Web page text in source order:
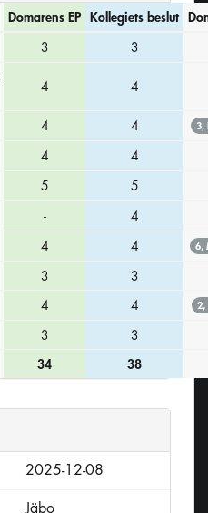
Domarens EP Kollegiets beslut
3
3
4 4
4 4 3,
4
4
5
5
-
4
4 4 6,
3
3
4 4 2,
3
3
34 38
2025-12-08
Jäbo